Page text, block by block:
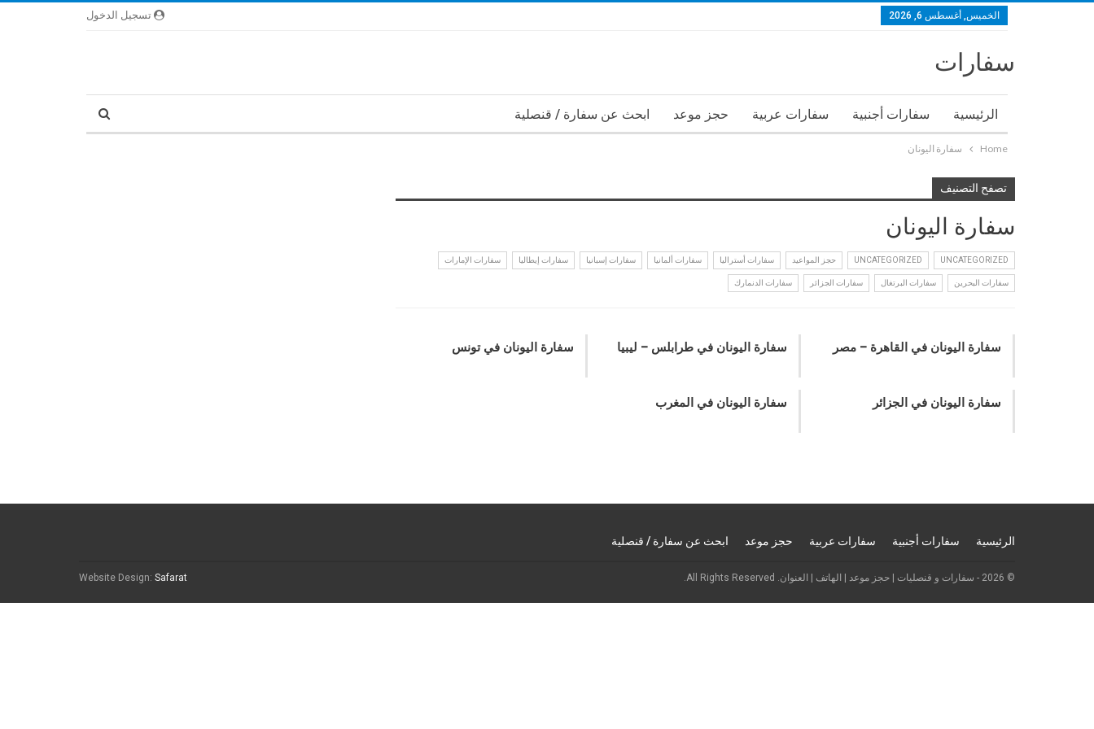
تسجيل الدخول الخميس, أغسطس 6, 2026
سفارات
الرئيسية سفارات أجنبية سفارات عربية حجز موعد ابحث عن سفارة / قنصلية
Home سفارة اليونان
تصفح التصنيف
سفارة اليونان
UNCATEGORIZED
UNCATEGORIZED حجز المواعيد سفارات أستراليا سفارات ألمانيا سفارات إسبانيا سفارات إيطاليا سفارات الإمارات
سفارات البحرين سفارات البرتغال سفارات الجزائر سفارات الدنمارك
سفارة اليونان في القاهرة – مصر سفارة اليونان في طرابلس – ليبيا سفارة اليونان في تونس
سفارة اليونان في الجزائر سفارة اليونان في المغرب
الرئيسية سفارات أجنبية سفارات عربية حجز موعد ابحث عن سفارة / قنصلية
© 2026 - سفارات و قنصليات | حجز موعد | الهاتف | العنوان. All Rights Reserved. Website Design: Safarat